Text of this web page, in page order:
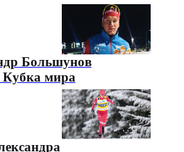
Большунов
Кубка мира